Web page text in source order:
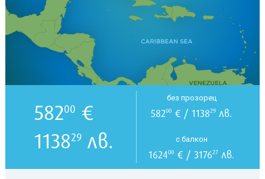
58200 €
113829 лв.
без прозорец
58200 € / 113829 лв.
с балкон
162400 € / 317627 лв.